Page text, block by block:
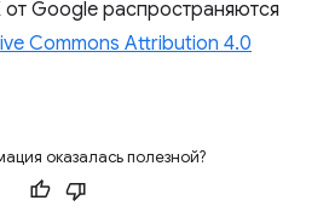
Google распространяются
Commons Attribution 4.0
оказалась полезной?